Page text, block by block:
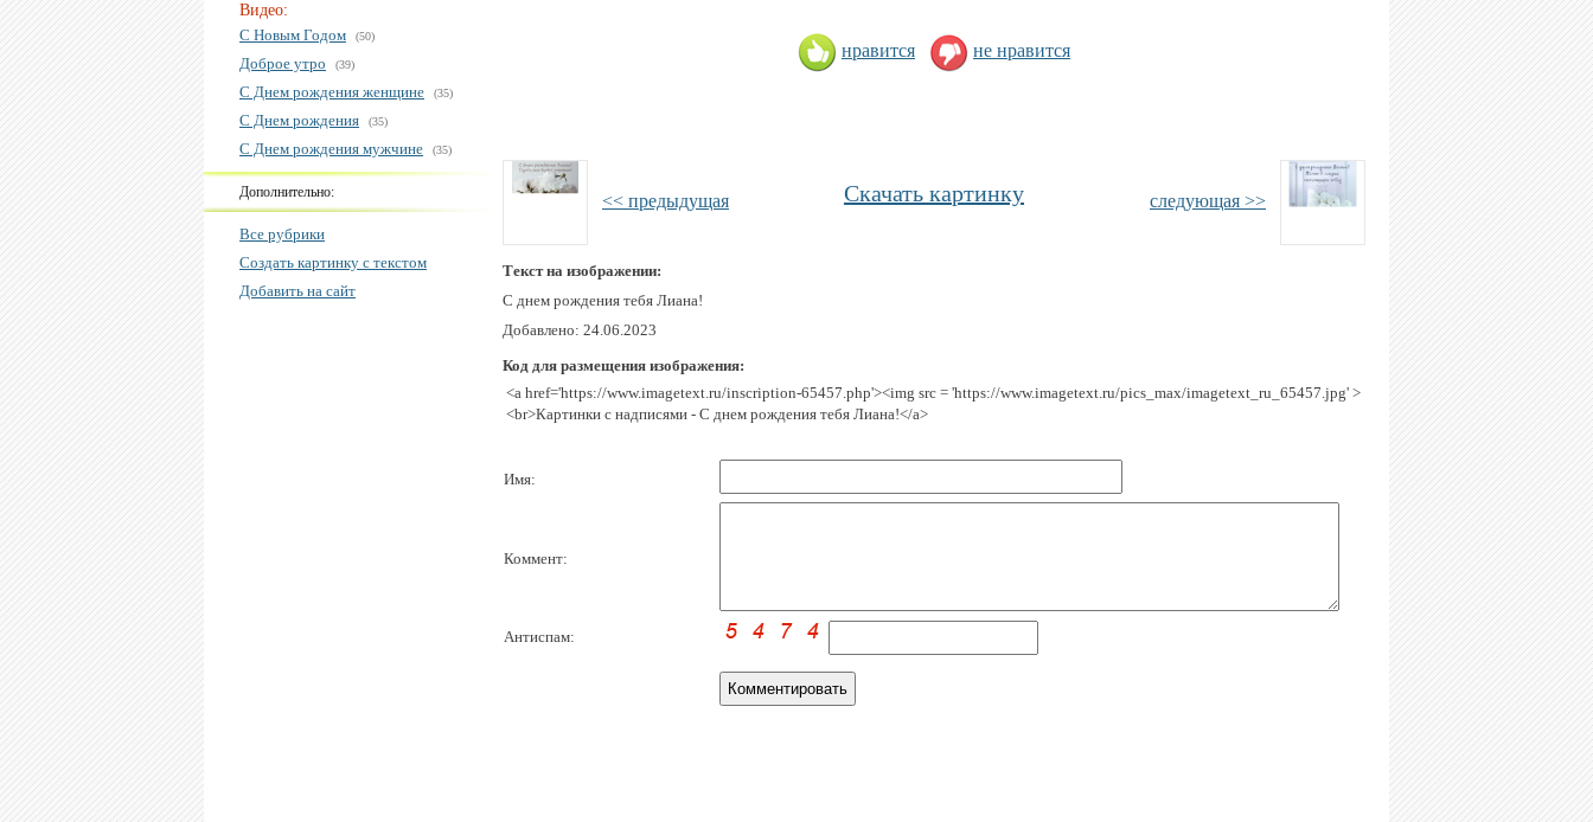
Видео:
С Новым Годом
(50)
Доброе утро (39)
С Днем рождения женщине (35)
С Днем рождения (35)
С Днем рождения мужчине (35)
Дополнительно:
Все рубрики
Создать картинку с текстом
Добавить на сайт
нравится не нравится
<< предыдущая следующая >>
Скачать картинку
Текст на изображении:
С днем рождения тебя Лиана!
Добавлено: 24.06.2023
Код для размещения изображения:
<a href='https://www.imagetext.ru/inscription-65457.php'><img src = 'https://www.imagetext.ru/pics_max/imagetext_ru_65457.jpg' >
<br>Картинки с надписями - С днем рождения тебя Лиана!</a>
Имя:
Коммент:
Антиспам: